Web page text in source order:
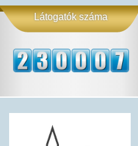
Látogatók száma